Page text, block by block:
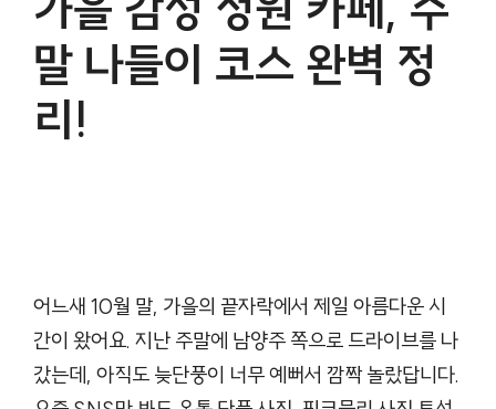
말 나들이 코스 완벽 정
리!
어느새 10월 말, 가을의 끝자락에서 제일 아름다운 시
간이 왔어요. 지난 주말에 남양주 쪽으로 드라이브를 나
갔는데, 아직도 늦단풍이 너무 예뻐서 깜짝 놀랐답니다.